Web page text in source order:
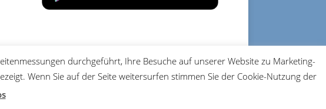
DATENSCHUTZ IMPRESSUM
durchgeführt, Ihre Besuche auf unserer Website zu Marketing-
Wenn Sie auf der Seite weitersurfen stimmen Sie der Cookie-Nutzung der